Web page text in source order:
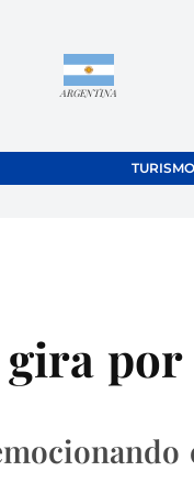
ARGENTINA
TURISMO
por